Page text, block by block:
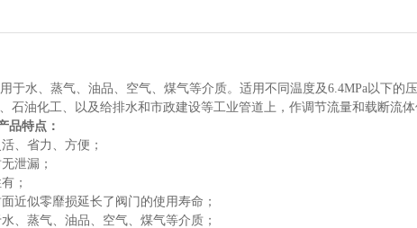
用于水、蒸气、油品、空气、煤气等介质。适用不同温度及6.4MPa以下的
石油化工、以及给排水和市政建设等工业管道上，作调节流量和载断流体
品特点：
、省力、方便；
泄漏；
；
近似零靡损延长了阀门的使用寿命；
、蒸气、油品、空气、煤气等介质；